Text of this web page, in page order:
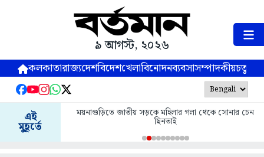
৯ আগস্ট, ২০২৬
কলকাতারাজ্যদেশবিদেশখেলাবিনোদনব্যবসাসম্পাদকীয়
এই
মুহূর্তে
ময়নাগুড়িতে জাতীয় সড়কে মহিলার গলা থেকে সোনার চেন
ছিনতাই